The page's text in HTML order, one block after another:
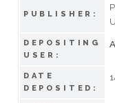
PUBLISHER:
DEPOSITING
USER:
DATE
DEPOSITED: